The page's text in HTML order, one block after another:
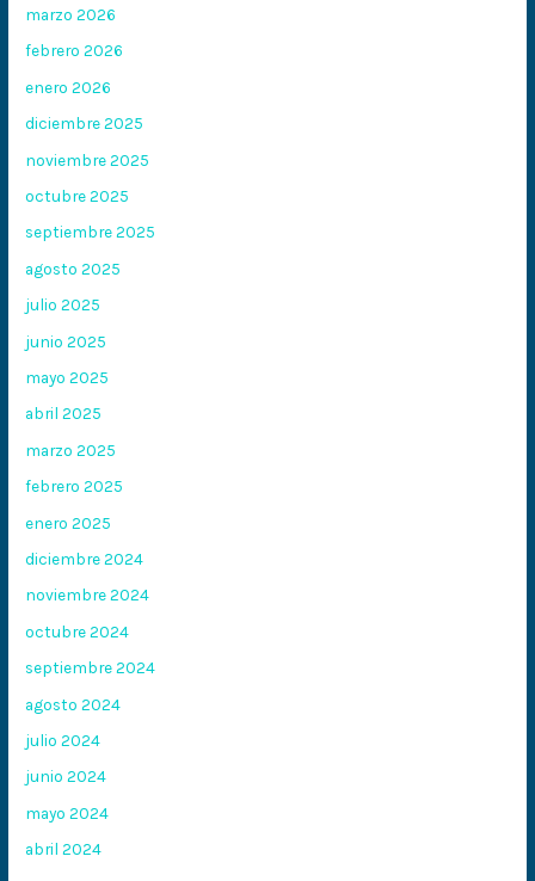
marzo 2026
febrero 2026
enero 2026
diciembre 2025
noviembre 2025
octubre 2025
septiembre 2025
agosto 2025
julio 2025
junio 2025
mayo 2025
abril 2025
marzo 2025
febrero 2025
enero 2025
diciembre 2024
noviembre 2024
octubre 2024
septiembre 2024
agosto 2024
julio 2024
junio 2024
mayo 2024
abril 2024